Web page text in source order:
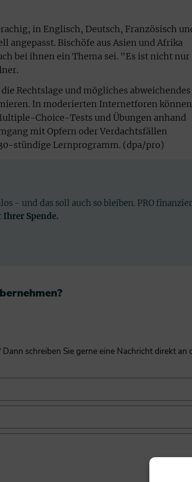
in Englisch, Deutsch, Französisch
angepasst. Bischöfe aus Asien und Afrika
bei ihnen ein Thema sei. "Es ist nicht nur
Rechtslage und mögliches abweichendes
In moderierten Internetforen können
Choice-Tests und Übungen anhand
mit Opfern oder Verdachtsfällen
stündige Lernprogramm. (dpa/pro)
- und das soll auch so bleiben. PRO
Spende.
schreiben Sie gerne eine Nachricht direkt an